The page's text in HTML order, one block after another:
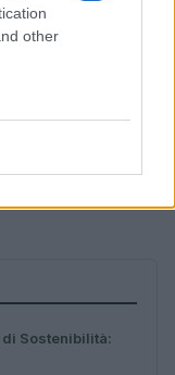
other
alle
di Sostenibilità: